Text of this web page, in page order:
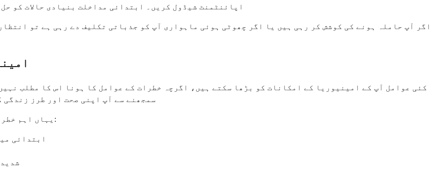
اپائنٹمنٹ شیڈول کریں۔ ابتدائی مداخلت بنیادی حالات کو
اگر آپ حاملہ ہونے کی کوشش کر رہی ہیں یا اگر چھوٹی ہوئی ماہواری آپ کو جذباتی تکلیف دے رہی ہے تو
کئی عوامل آپ کے امینیوریا کے امکانات کو بڑھا سکتے ہیں، اگرچہ خطرات کے عوامل کا ہونا اس کا مطلب
سمجھنے سے آپ اپنی صحت اور طرز زندگی
یہاں اہم خطرات کے عوامل ہیں جن کے بارے میں آپ کو آگاہ ہونا چاہیے:
ابتدائی